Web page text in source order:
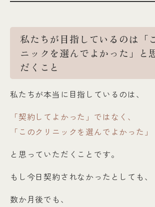
私たちが目指しているのは「
ニックを選んでよかった」と
だくこと
私たちが本当に目指しているのは、
「契約してよかった」ではなく、
「このクリニックを選んでよかった」
と思っていただくことです。
もし今日契約されなかったとしても、
数か月後でも、